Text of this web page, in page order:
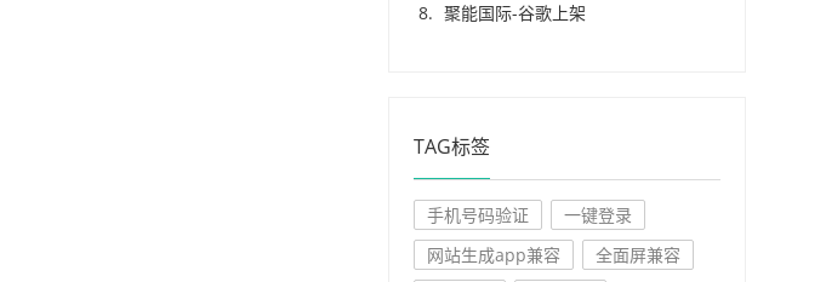
聚能国际-谷歌上架
TAG标签
手机号码验证
一键登录
网站生成app兼容
全面屏兼容